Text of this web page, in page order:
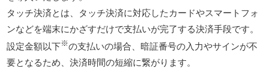
タッチ決済とは、タッチ決済に対応したカードやスマートフォ
ンなどを端末にかざすだけで支払いが完了する決済手段です。
設定金額以下※の支払いの場合、暗証番号の入力やサインが不
要となるため、決済時間の短縮に繋がります。